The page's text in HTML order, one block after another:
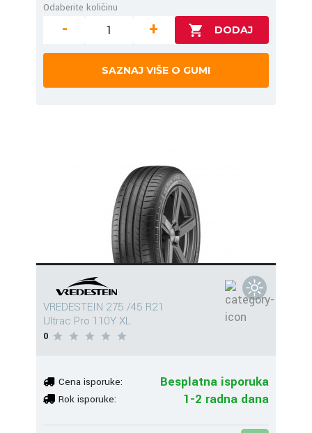
Odaberite količinu
- +
SAZNAJ VIŠE O GUMI
VREDESTEIN 275 /45 R21
Ultrac Pro 110Y XL
0
Cena isporuke: Besplatna isporuka
Rok isporuke: 1-2 radna dana